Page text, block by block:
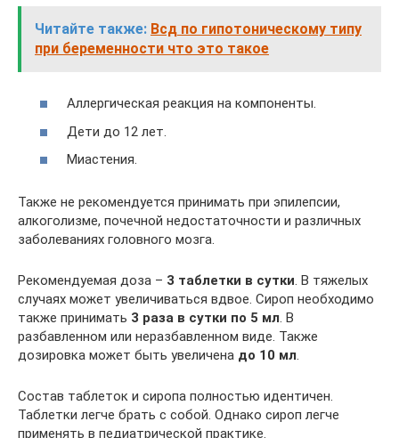
Читайте также: Всд по гипотоническому типу
при беременности что это такое
Аллергическая реакция на компоненты.
Дети до 12 лет.
Миастения.
Также не рекомендуется принимать при эпилепсии,
алкоголизме, почечной недостаточности и различных
заболеваниях головного мозга.
Рекомендуемая доза – 3 таблетки в сутки. В тяжелых
случаях может увеличиваться вдвое. Сироп необходимо
также принимать 3 раза в сутки по 5 мл. В
разбавленном или неразбавленном виде. Также
дозировка может быть увеличена до 10 мл.
Состав таблеток и сиропа полностью идентичен.
Таблетки легче брать с собой. Однако сироп легче
применять в педиатрической практике.